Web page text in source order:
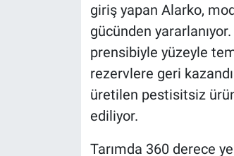
giriş yapan Alarko,
gücünden
prensibiyle yüzeyle
rezervlere geri
üretilen pestisitsiz
ediliyor.
Tarımda 360 derece